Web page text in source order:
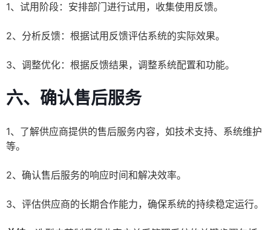
1、试用阶段：安排部门进行试用，收集使用反馈。
2、分析反馈：根据试用反馈评估系统的实际效果。
3、调整优化：根据反馈结果，调整系统配置和功能。
六、确认售后服务
1、了解供应商提供的售后服务内容，如技术支持、系统维护
等。
2、确认售后服务的响应时间和解决效率。
3、评估供应商的长期合作能力，确保系统的持续稳定运行。